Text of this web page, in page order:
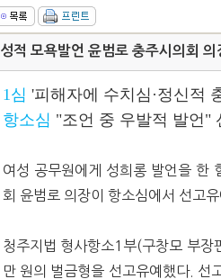
성적 모욕발언 윤범로 충주시의회
1심 '피해자에 수치심·정신적
항소심 "조언 중 우발적 발언
여성 공무원에게 성희롱 발언을 한
회 윤범로 의장이 항소심에서 선고
청주지법 형사항소1부(구창모 부
만 원의 벌금형을 선고유예했다.